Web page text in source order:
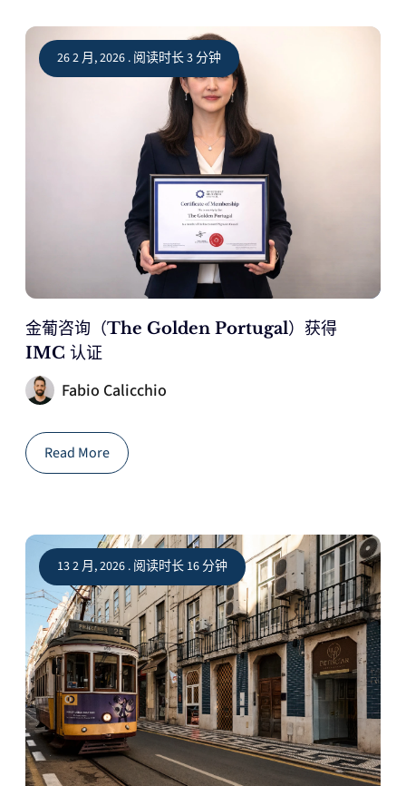
金葡咨询（The Golden Portugal）获得
IMC 认证
26 2 月, 2026 . 阅读时长 3 分钟
Fabio Calicchio
Read More
13 2 月, 2026 . 阅读时长 16 分钟